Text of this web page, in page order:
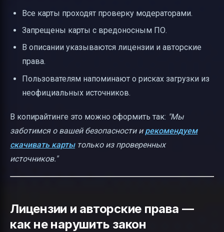
Все карты проходят проверку модераторами.
Запрещены карты с вредоносным ПО.
В описании указываются лицензии и авторские
права.
Пользователям напоминают о рисках загрузки из
неофициальных источников.
В копирайтинге это можно оформить так: "Мы
заботимся о вашей безопасности и рекомендуем
скачивать картытолько из проверенных
источников."
Лицензии и авторские права —
как не нарушить закон